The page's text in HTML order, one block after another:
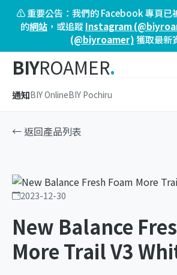
⚠️ 重要公告：我們的 Facebook 專頁已
的網站 ，或追蹤Instagram
(@biyroamer)獲取最新
BIYROAMER.
通知BIY OnlineBIY Pochiru
← 返回產品列表
2023-12-30
New Balance
More Trail V3